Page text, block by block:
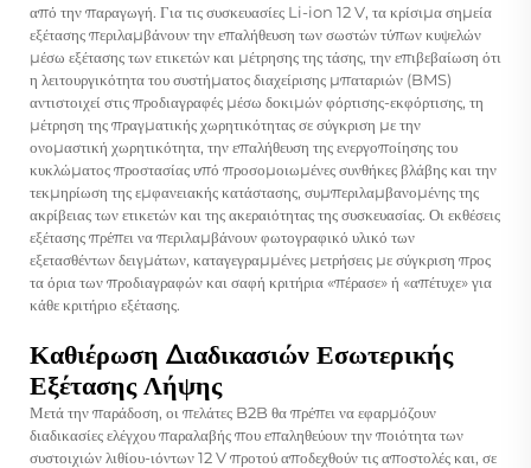
από την παραγωγή. Για τις συσκευασίες Li-ion 12 V, τα κρίσιμα σημεία
εξέτασης περιλαμβάνουν την επαλήθευση των σωστών τύπων κυψελών
μέσω εξέτασης των ετικετών και μέτρησης της τάσης, την επιβεβαίωση ότι
η λειτουργικότητα του συστήματος διαχείρισης μπαταριών (BMS)
αντιστοιχεί στις προδιαγραφές μέσω δοκιμών φόρτισης-εκφόρτισης, τη
μέτρηση της πραγματικής χωρητικότητας σε σύγκριση με την
ονομαστική χωρητικότητα, την επαλήθευση της ενεργοποίησης του
κυκλώματος προστασίας υπό προσομοιωμένες συνθήκες βλάβης και την
τεκμηρίωση της εμφανειακής κατάστασης, συμπεριλαμβανομένης της
ακρίβειας των ετικετών και της ακεραιότητας της συσκευασίας. Οι εκθέσεις
εξέτασης πρέπει να περιλαμβάνουν φωτογραφικό υλικό των
εξετασθέντων δειγμάτων, καταγεγραμμένες μετρήσεις με σύγκριση προς
τα όρια των προδιαγραφών και σαφή κριτήρια «πέρασε» ή «απέτυχε» για
κάθε κριτήριο εξέτασης.
Καθιέρωση Διαδικασιών Εσωτερικής
Εξέτασης Λήψης
Μετά την παράδοση, οι πελάτες B2B θα πρέπει να εφαρμόζουν
διαδικασίες ελέγχου παραλαβής που επαληθεύουν την ποιότητα των
συστοιχιών λιθίου-ιόντων 12 V προτού αποδεχθούν τις αποστολές και, σε